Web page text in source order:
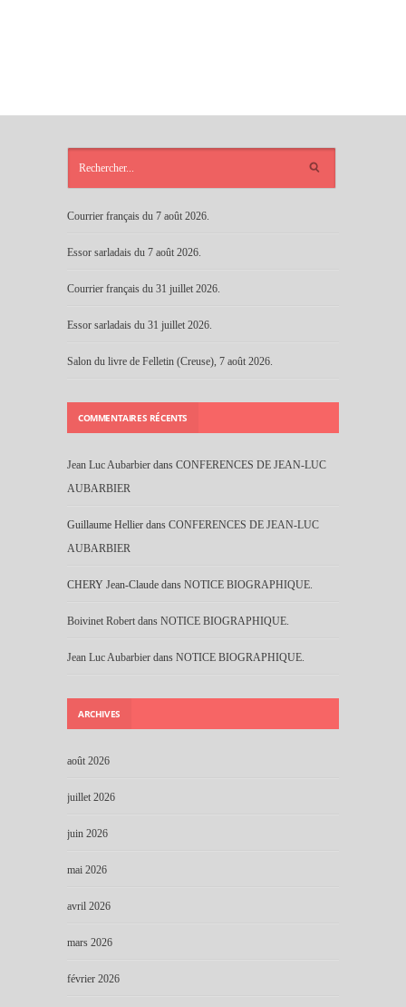
Courrier français du 7 août 2026.
Essor sarladais du 7 août 2026.
Courrier français du 31 juillet 2026.
Essor sarladais du 31 juillet 2026.
Salon du livre de Felletin (Creuse), 7 août 2026.
COMMENTAIRES RÉCENTS
Jean Luc Aubarbier dans CONFERENCES DE JEAN-LUC
AUBARBIER
Guillaume Hellier dans CONFERENCES DE JEAN-LUC
AUBARBIER
CHERY Jean-Claude dans NOTICE BIOGRAPHIQUE.
Boivinet Robert dans NOTICE BIOGRAPHIQUE.
Jean Luc Aubarbier dans NOTICE BIOGRAPHIQUE.
ARCHIVES
août 2026
juillet 2026
juin 2026
mai 2026
avril 2026
mars 2026
février 2026